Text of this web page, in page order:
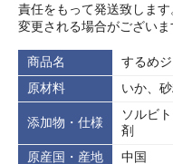
責任をもって発送致しま
変更される場合がございま
商品名
するめ
原材料
いか、
添加物・仕様
ソルビ
剤
原産国・産地
中国